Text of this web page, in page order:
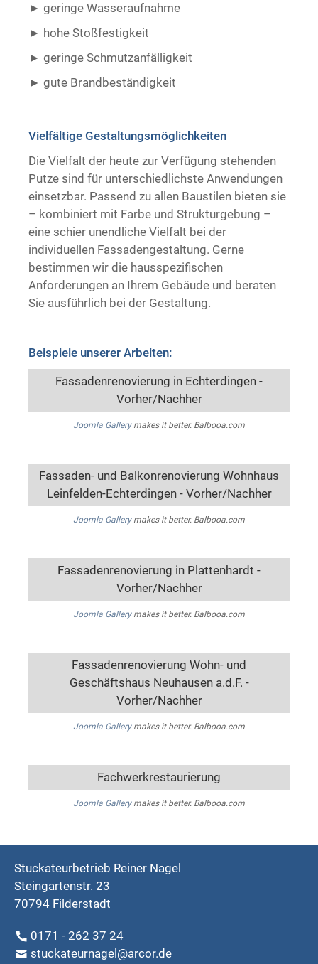
geringe Wasseraufnahme
hohe Stoßfestigkeit
geringe Schmutzanfälligkeit
gute Brandbeständigkeit ​ ​
Vielfältige Gestaltungsmöglichkeiten
Die Vielfalt der heute zur Verfügung stehenden
Putze sind für unterschiedlichste Anwendungen
einsetzbar. Passend zu allen Baustilen bieten sie
– kombiniert mit Farbe und Strukturgebung –
eine schier unendliche Vielfalt bei der
individuellen Fassadengestaltung. Gerne
bestimmen wir die hausspezifischen
Anforderungen an Ihrem Gebäude und beraten
Sie ausführlich bei der Gestaltung.
Beispiele unserer Arbeiten:
Fassadenrenovierung in Echterdingen -
Vorher/Nachher
Joomla Gallerymakes it better. Balbooa.com
Fassaden- und Balkonrenovierung Wohnhaus
Leinfelden-Echterdingen - Vorher/Nachher
Joomla Gallerymakes it better. Balbooa.com
Fassadenrenovierung in Plattenhardt -
Vorher/Nachher
Joomla Gallerymakes it better. Balbooa.com
Fassadenrenovierung Wohn- und
Geschäftshaus Neuhausen a.d.F. -
Vorher/Nachher
Joomla Gallerymakes it better. Balbooa.com
Fachwerkrestaurierung
Joomla Gallerymakes it better. Balbooa.com
Stuckateurbetrieb Reiner Nagel
Steingartenstr. 23
70794 Filderstadt
0171 - 262 37 24
stuckateurnagel@arcor.de